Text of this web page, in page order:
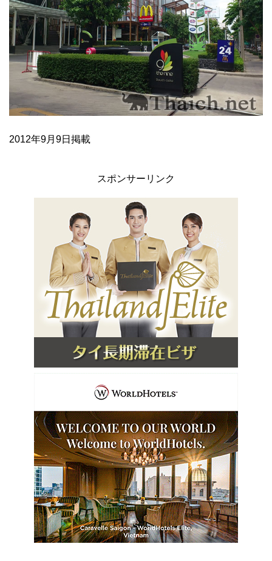
2012年9月9日掲載
スポンサーリンク